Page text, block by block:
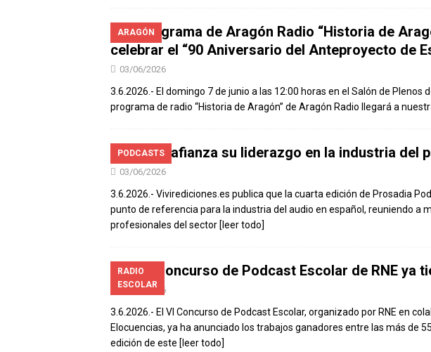
ARAGÓN
El programa de Aragón Radio “Historia de
celebrar el “90 Aniversario del Anteproyecto de
03/06/2026
3.6.2026.- El domingo 7 de junio a las 12:00 horas en el Salón de Plenos
programa de radio “Historia de Aragón” de Aragón Radio llegará a
PODCASTS
Sevilla afianza su liderazgo en la industria del
03/06/2026
3.6.2026.- Vivirediciones.es publica que la cuarta edición de Prosadia
punto de referencia para la industria del audio en español, reuniendo a
profesionales del sector [leer todo]
RADIO
ESCOLAR
El VI Concurso de Podcast Escolar de RNE ya
03/06/2026
3.6.2026.- El VI Concurso de Podcast Escolar, organizado por RNE en
Elocuencias, ya ha anunciado los trabajos ganadores entre las más de
edición de este [leer todo]